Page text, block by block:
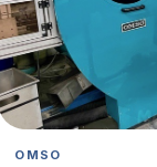
OMSO